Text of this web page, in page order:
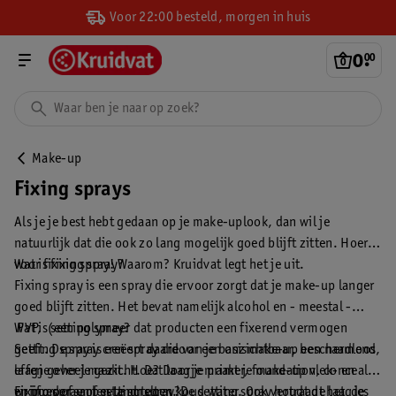
Voor 22:00 besteld, morgen in huis
0.
00
Make-up
Fixing sprays
Als je je best hebt gedaan op je make-uplook, dan wil je
natuurlijk dat die ook zo lang mogelijk goed blijft zitten. Hoera
voor fixing spray! Waarom? Kruidvat legt het je uit.
Wat is fixing spray?
Fixing spray is een spray die ervoor zorgt dat je make-up langer
goed blijft zitten. Het bevat namelijk alcohol en - meestal -
PVP, (een polymeer dat producten een fixerend vermogen
geeft. De spray creëert daardoor een onzichtbaar, beschermend
laagje over je gezicht. Dat laagje maakt je make-up vlek- en
wrijfproof en bestand tegen koud water. Ook vertraagt het de
Wat is setting spray?
Setting spray is een spray die van je basismake-up een naadloos,
effen geheel maakt. Hoe? Door je primer, foundation, concealer
en poeder samen te smelten. De setting spray houdt de laagjes
Fixing spray of setting spray?